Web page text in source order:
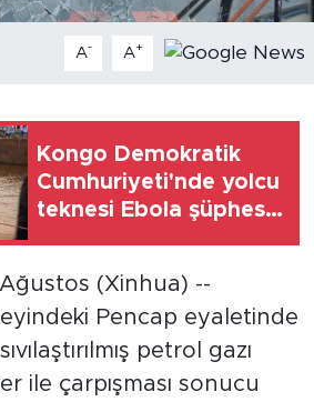
A- A+
Kongo Demokratik
Cumhuriyeti'nde yolcu
teknesi Ebola şüphesi
(Xinhua) --
Pencap eyaletinde
petrol gazı
ile çarpışması sonucu